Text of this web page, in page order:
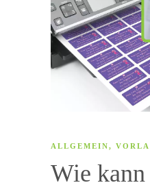
ALLGEMEIN,
Wie